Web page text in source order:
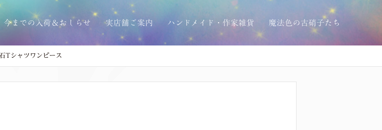
今までの入荷＆おしらせ 実店舗ご案内 ハンドメイド・作家雑貨 魔法色の古硝子たち
Tシャツワンピース